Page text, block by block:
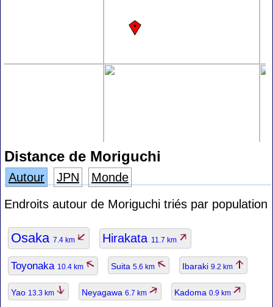
Distance de Moriguchi
Autour JPN
Monde
Endroits autour de Moriguchi triés par population
Osaka 7.4 km Hirakata 11.7 km
Toyonaka 10.4 km Suita 5.6 km Ibaraki 9.2 km
Yao 13.3 km Neyagawa 6.7 km Kadoma 0.9 km